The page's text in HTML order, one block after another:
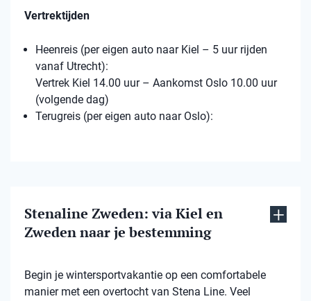
Vertrektijden
Heenreis (per eigen auto naar Kiel – 5 uur rijden
vanaf Utrecht):
Vertrek Kiel 14.00 uur – Aankomst Oslo 10.00 uur
(volgende dag)
Terugreis (per eigen auto naar Oslo):
Stenaline Zweden: via Kiel en
Zweden naar je bestemming
Begin je wintersportvakantie op een comfortabele
manier met een overtocht van Stena Line. Veel